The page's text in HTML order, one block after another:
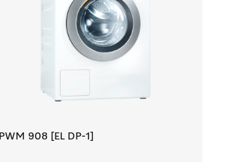
PWM 908 [EL DP-1]